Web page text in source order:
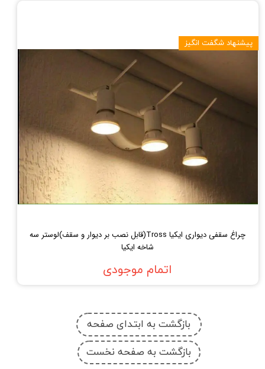
چراغ سقفی دیواری ایکیا Tross(قابل نصب بر دیوار و سقف)لوستر سه
شاخه ایکیا
اتمام موجودی
پیشنهاد شگفت انگیز
بازگشت به ابتدای صفحه
بازگشت به صفحه نخست